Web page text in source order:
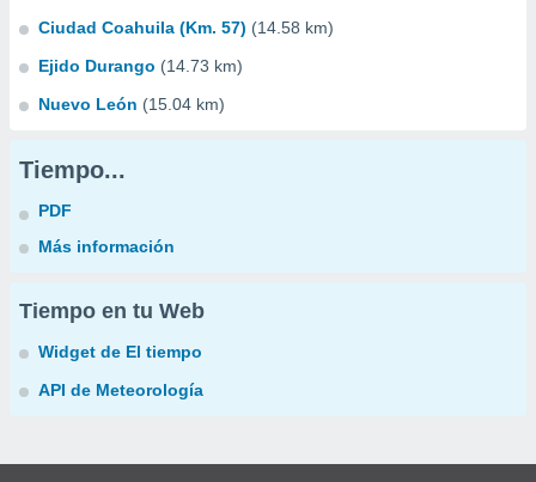
Ciudad Coahuila (Km. 57) (14.58 km)
Ejido Durango (14.73 km)
Nuevo León (15.04 km)
Tiempo...
PDF
Más información
Tiempo en tu Web
Widget de El tiempo
API de Meteorología